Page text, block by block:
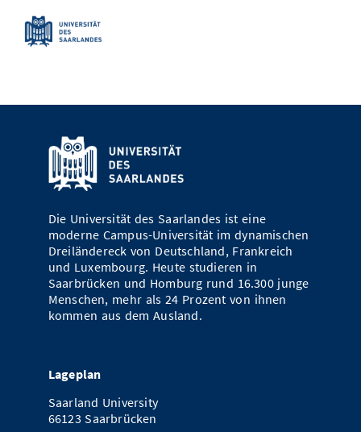
Die Universität des Saarlandes ist eine
moderne Campus-Universität im dynamischen
Dreiländereck von Deutschland, Frankreich
und Luxembourg. Heute studieren in
Saarbrücken und Homburg rund 16.300 junge
Menschen, mehr als 24 Prozent von ihnen
kommen aus dem Ausland.
Lageplan
Saarland University
66123 Saarbrücken